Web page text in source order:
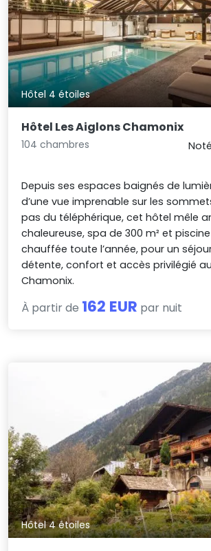
Hôtel 4 étoiles
Hôtel Les Aiglons Chamonix
104 chambres
Depuis ses espaces baignés de
d’une vue imprenable sur les
pas du téléphérique, cet hôtel mêle
chaleureuse, spa de 300 m² et
chauffée toute l’année, pour un
détente, confort et accès privilégié
Chamonix.
À partir de 162 EUR par nuit
Hôtel 4 étoiles